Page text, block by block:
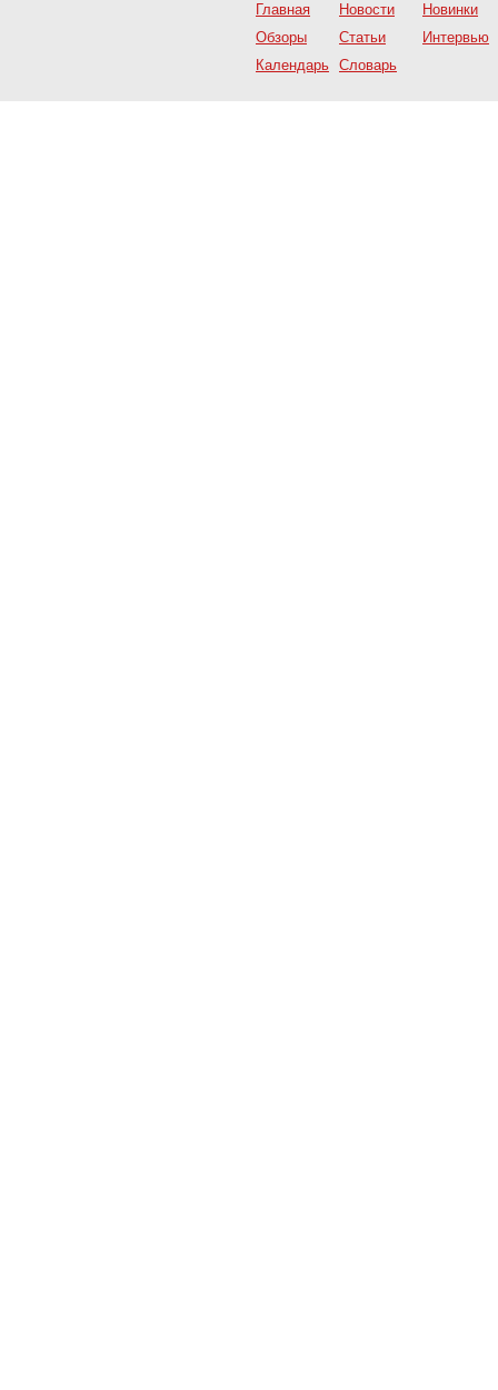
Главная Новости
Новинки
Обзоры
Статьи
Интервью
Календарь Словарь